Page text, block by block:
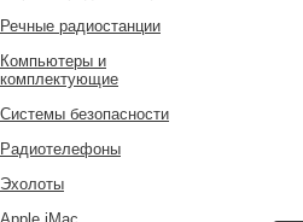
Речные радиостанции
Компьютеры и
комплектующие
Системы безопасности
Радиотелефоны
Эхолоты